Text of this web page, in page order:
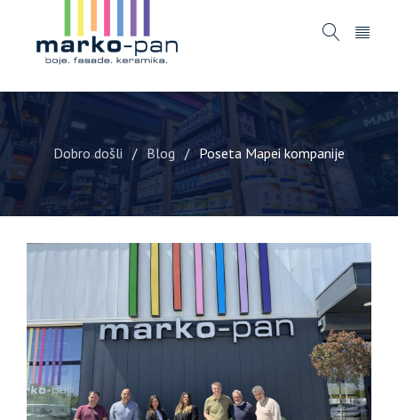
Dobro došli / Blog / Poseta Mapei kompanije